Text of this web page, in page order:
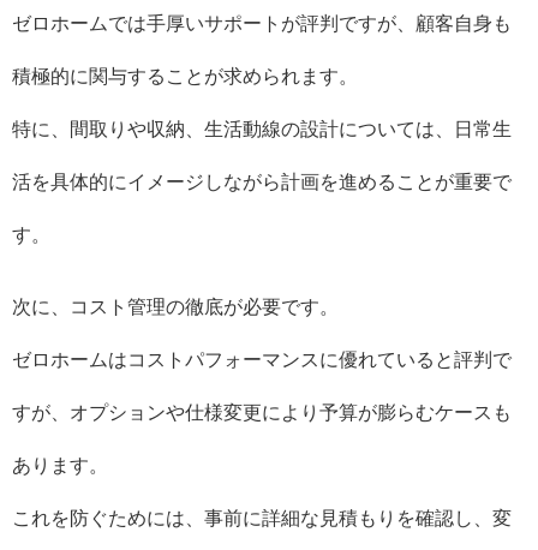
ゼロホームでは手厚いサポートが評判ですが、顧客自身も
積極的に関与することが求められます。
特に、間取りや収納、生活動線の設計については、日常生
活を具体的にイメージしながら計画を進めることが重要で
す。
次に、コスト管理の徹底が必要です。
ゼロホームはコストパフォーマンスに優れていると評判で
すが、オプションや仕様変更により予算が膨らむケースも
あります。
これを防ぐためには、事前に詳細な見積もりを確認し、変